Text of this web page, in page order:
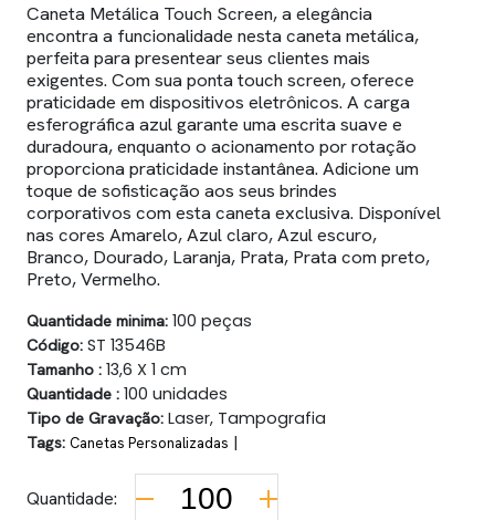
Caneta Metálica Touch Screen, a elegância
encontra a funcionalidade nesta caneta metálica,
perfeita para presentear seus clientes mais
exigentes. Com sua ponta touch screen, oferece
praticidade em dispositivos eletrônicos. A carga
esferográfica azul garante uma escrita suave e
duradoura, enquanto o acionamento por rotação
proporciona praticidade instantânea. Adicione um
toque de sofisticação aos seus brindes
corporativos com esta caneta exclusiva. Disponível
nas cores Amarelo, Azul claro, Azul escuro,
Branco, Dourado, Laranja, Prata, Prata com preto,
Preto, Vermelho.
Quantidade minima: 100 peças
Código: ST 13546B
Tamanho : 13,6 X 1 cm
Quantidade : 100 unidades
Tipo de Gravação: Laser, Tampografia
Tags: Canetas Personalizadas |
Quantidade: